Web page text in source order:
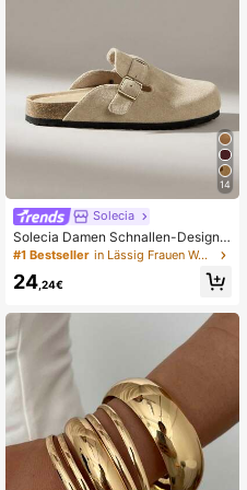
14
Solecia
Solecia Damen Schnallen-Design
Alltag Reise Lässig Hausschuhe
#1 Bestseller in Lässig Frauen Wohnungen
24 ,24€